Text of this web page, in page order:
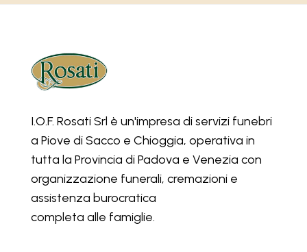
I.O.F. Rosati Srl è un'impresa di servizi funebri
a Piove di Sacco e Chioggia, operativa in
tutta la Provincia di Padova e Venezia con
organizzazione funerali, cremazioni e
assistenza burocratica
completa alle famiglie.